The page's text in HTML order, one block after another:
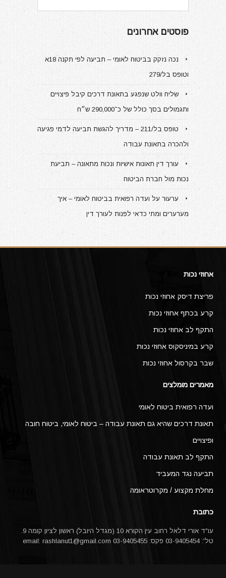
פוסטים אחרונים
נכה נזקק בביטוח לאומי – תביעה לפי תקנה 18א
וטופס בל/279
שליח וולט שנפגע בתאונת דרכים קיבל פיצויים
ותגמולים בסך כולל של כ־290,000 ש״ח
טופס בל/211 – מדריך להגשת תביעה לדמי פגיעה
ולהכרה בתאונת עבודה
עורך דין תאונות אישיות ונכות מתאונה – תביעת
נכות מול חברת הביטוח
ערעור על ועדה רפואית בביטוח לאומי – איך
מערערים ומתי כדאי לפנות לעורך דין
אחוזי נכות
פריצת דיסק אחוזי נכות
קרע בכתף אחוזי נכות
התקף לב אחוזי נכות
קרע במיניסקוס אחוזי נכות
שבר בקרסול אחוזי נכות
מאמרים מומלצים
ועדה רפואית ביטוח לאומי
תאונת דרכים שהיא גם תאונת עבודה – ביטוח לאומי, ביטוח חובה
ופיצויים
התקף לב תאונת עבודה
תביעה נגד המעביד
מחלת מקצוע / מקרוטראומה
כתובת
עו"ד אורי דלאל רחוב עין הקורא 10 (מגדל היובל) ראשון לציון קומה 9.
טל': 03-9405454 פקס: 03-9405455 email:
rashlanut1@gmail.com